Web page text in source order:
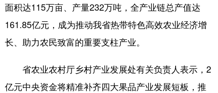
面积达115万亩、产量232万吨，全产业链总产值达
161.85亿元，成为推动我省热带特色高效农业经济增
长、助力农民致富的重要支柱产业。
省农业农村厅乡村产业发展处有关负责人表示，2
亿元中央资金将精准补齐四大果品产业发展短板，推